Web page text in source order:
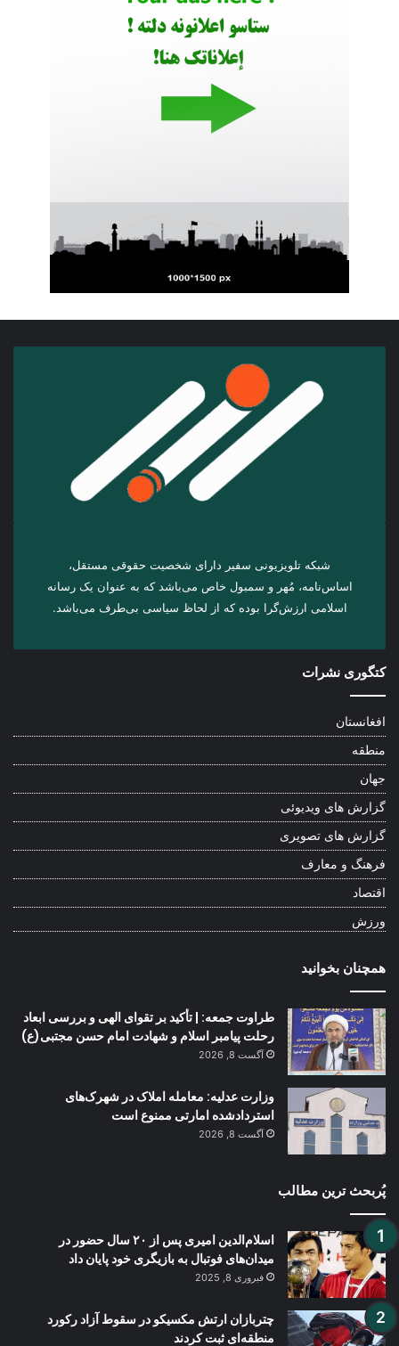
شبکه تلویزیونی سفیر دارای شخصیت حقوقی مستقل،
اساس‌نامه، مُهر و سمبول خاص می‌باشد که به عنوان یک رسانه
اسلامی ارزش‌گرا بوده که از لحاظ سیاسی بی‌طرف می‌باشد.
کتگوری نشرات
افغانستان
منطقه
جهان
گزارش های ویدیوئی
گزارش های تصویری
فرهنگ و معارف
اقتصاد
ورزش
همچنان بخوانید
طراوت جمعه: | تأکید بر تقوای الهی و بررسی ابعاد
رحلت پیامبر اسلام و شهادت امام حسن مجتبی(ع)
آگست 8, 2026
وزارت عدلیه: معامله املاک در شهرک‌های
استردادشده امارتی ممنوع است
آگست 8, 2026
پُربحث ترین مطالب
اسلام‌الدین امیری پس از ۲۰ سال حضور در
میدان‌های فوتبال به بازیگری خود پایان داد
فبروری 8, 2025
چتربازان ارتش مکسیکو در سقوط آزاد رکورد
منطقه‌ای ثبت کردند